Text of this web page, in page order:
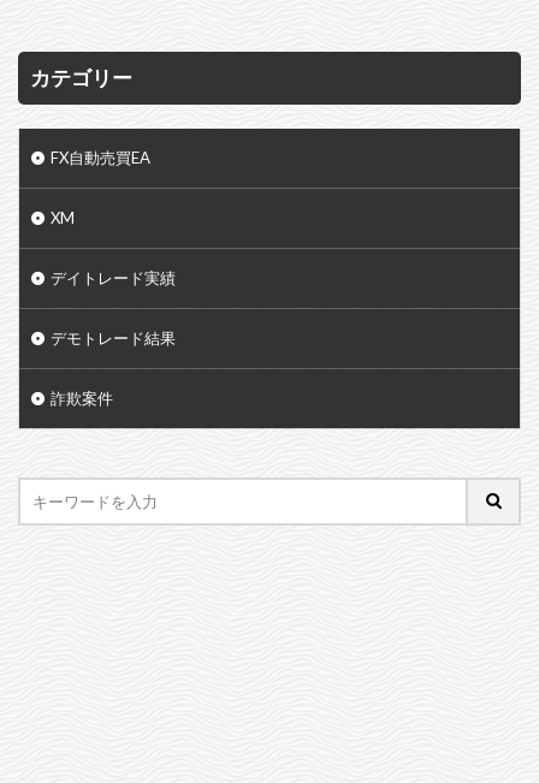
カテゴリー
FX自動売買EA
XM
デイトレード実績
デモトレード結果
詐欺案件